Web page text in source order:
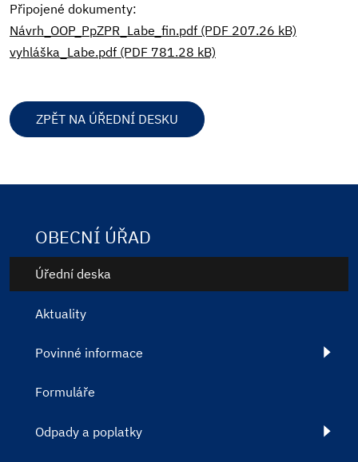
Připojené dokumenty:
Návrh_OOP_PpZPR_Labe_fin.pdf (PDF 207.26 kB)
vyhláška_Labe.pdf (PDF 781.28 kB)
ZPĚT NA ÚŘEDNÍ DESKU
OBECNÍ ÚŘAD
Úřední deska
Aktuality
Povinné informace
Formuláře
Odpady a poplatky